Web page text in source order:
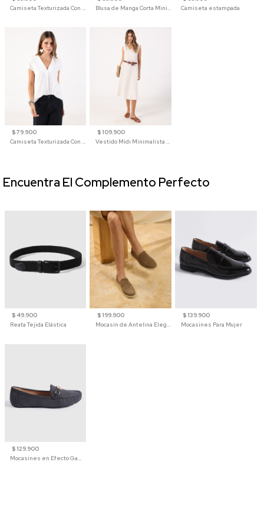
Camiseta estampada
$ 79.900
$ 109.900
$ 49.900
Reata Tejida Elástica
$ 199.900
Mocasín de Antelina Elegante con Suela de Contraste Para Hombre
$ 139.900
Mocasines Para Mujer
$ 129.900
Mocasines en Efecto Gamuzado Para Mujer
Encuentra El Complemento Perfecto